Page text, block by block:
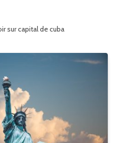
sur capital de cuba